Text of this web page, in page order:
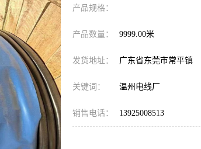
产品规格：
产品数量： 9999.00米
发货地址： 广东省东莞市常平镇
关键词： 温州电线厂
销售电话： 13925008513